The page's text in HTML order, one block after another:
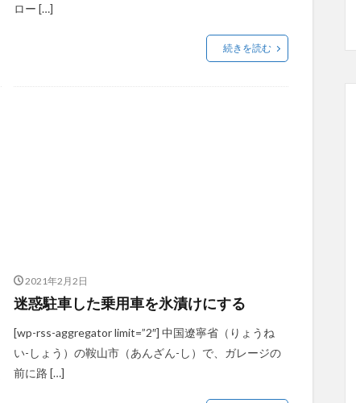
ロー […]
続きを読む
2021年2月2日
迷惑駐車した乗用車を氷漬けにする
[wp-rss-aggregator limit=”2″] 中国遼寧省（りょうね
い-しょう）の鞍山市（あんざん-し）で、ガレージの
前に路 […]